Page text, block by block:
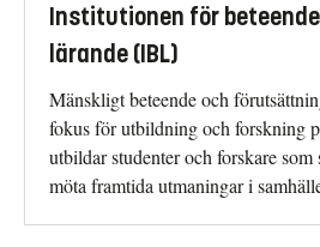
Institutionen för
lärande (IBL)
Mänskligt beteende och
fokus för utbildning och forskning
utbildar studenter och forskare som
möta framtida utmaningar i